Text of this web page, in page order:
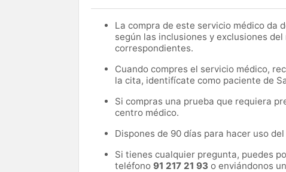
La compra de este servicio médico da
según las inclusiones y exclusiones
correspondientes.
Cuando compres el servicio médico,
la cita, identifícate como paciente de
Si compras una prueba que requiera
centro médico.
Dispones de 90 días para hacer uso
Si tienes cualquier pregunta, puedes
teléfono 91 217 21 93 o enviándonos